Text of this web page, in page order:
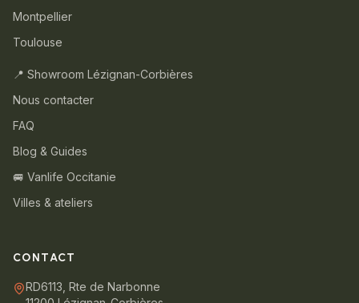
Montpellier
Toulouse
📍 Showroom Lézignan-Corbières
Nous contacter
FAQ
Blog & Guides
🚐 Vanlife Occitanie
Villes & ateliers
CONTACT
RD6113, Rte de Narbonne